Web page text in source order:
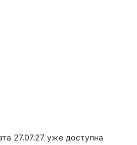
27.07.27 уже доступна